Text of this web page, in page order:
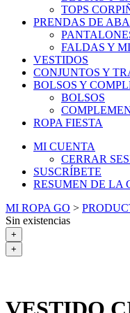
TOPS
PRENDAS DE
FALDAS Y
VESTIDOS
CONJUNTOS Y
BOLSOS Y
BOLSOS
ROPA FIESTA
MI CUENTA
CERRAR
SUSCRÍBETE
RESUMEN DE LA
MI ROPA GO >
Sin existencias
+
+